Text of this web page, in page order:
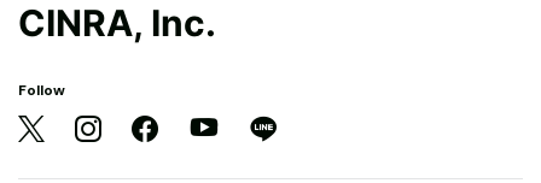
CINRA, Inc.
Follow